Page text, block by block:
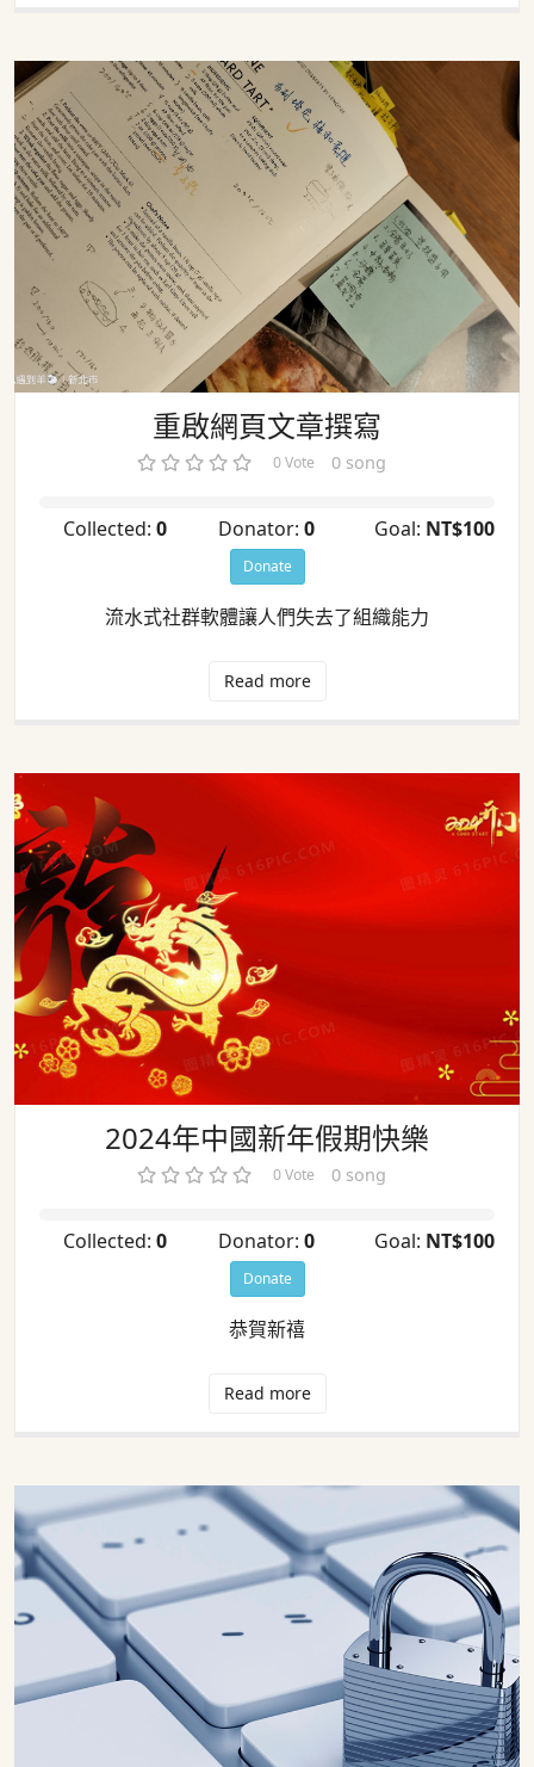
重啟網頁文章撰寫
重啟網頁文章撰寫
0 Vote 0 song
Collected: 0 Donator:0 Goal: NT$100
Donate
流水式社群軟體讓人們失去了組織能力
Read more
2024年中國新年假期快樂
2024年中國新年假期快樂
0 Vote 0 song
Collected: 0 Donator:0 Goal: NT$100
Donate
恭賀新禧
Read more
隱私權宣告 2024年版